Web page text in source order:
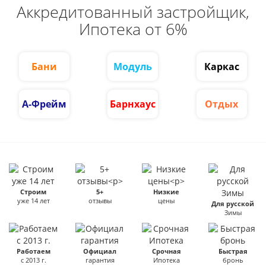
Аккредитованный застройщик,
Ипотека от 6%
Бани Модуль Каркас
А-Фрейм Барнхаус Отдых
Строим
уже 14 лет
5+
отзывы
Низкие
цены
Для русской
Зимы
Работаем
с 2013 г.
Официал
гарантия
Срочная
Ипотека
Быстрая
бронь